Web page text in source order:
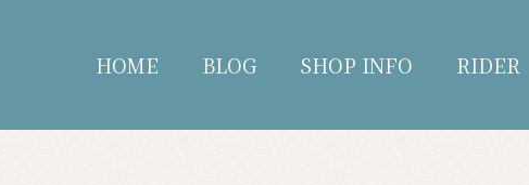
HOME BLOG SHOP INFO RIDER